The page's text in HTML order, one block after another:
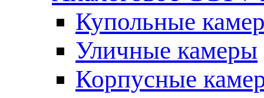
Купольные
Уличные камеры
Корпусные